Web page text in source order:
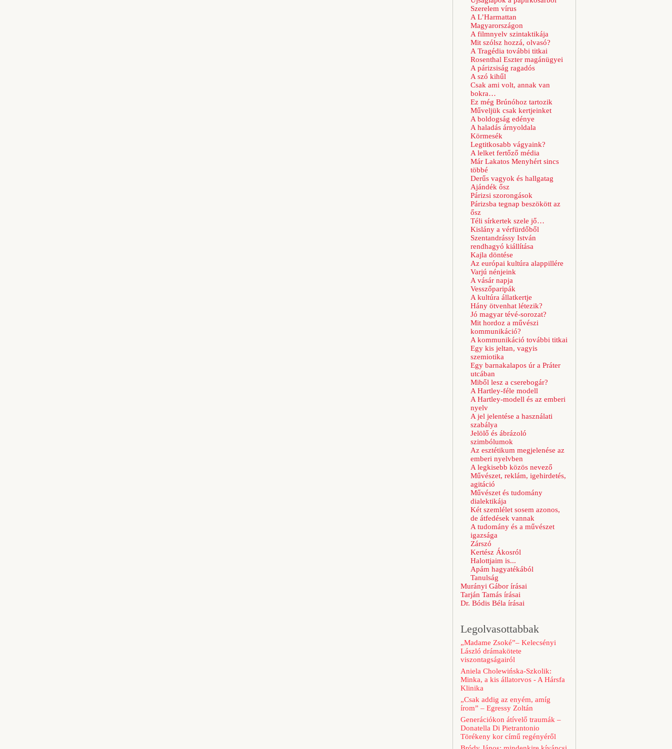
Szerelem vírus
A L’Harmattan
Magyarországon
A filmnyelv szintaktikája
Mit szólsz hozzá, olvasó?
A Tragédia további titkai
Rosenthal Eszter magánügyei
A párizsiság ragadós
A szó kihűl
Csak ami volt, annak van
bokra…
Ez még Brúnóhoz tartozik
Műveljük csak kertjeinket
A boldogság edénye
A haladás árnyoldala
Körmesék
Legtitkosabb vágyaink?
A lelket fertőző média
Már Lakatos Menyhért sincs
többé
Derűs vagyok és hallgatag
Ajándék ősz
Párizsi szorongások
Párizsba tegnap beszökött az
ősz
Téli sírkertek szele jő…
Kislány a vérfürdőből
Szentandrássy István
rendhagyó kiállítása
Kajla döntése
Az európai kultúra alappillére
Varjú nénjeink
A vásár napja
Vesszőparipák
A kultúra állatkertje
Hány ötvenhat létezik?
Jó magyar tévé-sorozat?
Mit hordoz a művészi
kommunikáció?
A kommunikáció további titkai
Egy kis jeltan, vagyis
szemiotika
Egy barnakalapos úr a Práter
utcában
Miből lesz a cserebogár?
A Hartley-féle modell
A Hartley-modell és az emberi
nyelv
A jel jelentése a használati
szabálya
Jelölő és ábrázoló
szimbólumok
Az esztétikum megjelenése az
emberi nyelvben
A legkisebb közös nevező
Művészet, reklám, igehirdetés,
agitáció
Művészet és tudomány
dialektikája
Két szemlélet sosem azonos,
de átfedések vannak
A tudomány és a művészet
igazsága
Zárszó
Kertész Ákosról
Halottjaim is...
Apám hagyatékából
Tanulság
Murányi Gábor írásai
Tarján Tamás írásai
Dr. Bódis Béla írásai
Legolvasottabbak
„Madame Zsoké”– Kelecsényi
László drámakötete
viszontagságairól
Aniela Cholewińska-Szkolik:
Minka, a kis állatorvos - A Hársfa
Klinika
„Csak addig az enyém, amíg
írom” – Egressy Zoltán
Generációkon átívelő traumák –
Donatella Di Pietrantonio
Törékeny kor című regényéről